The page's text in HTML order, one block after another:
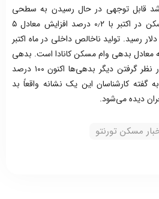
قابل توجهی در حال رسیدن به سطحی
بی‌سابقه است. اعتبار وام مسکن در اکتبر با ۰٫۲ درصد افزایش معادل ۵
به ۲٫۰۷۳ تریلیون دلار رسید. تولید ناخالص داخلی در ماه اکتبر
رسید که معادل بدهی وام مسکن کانادا است. بدهی
وام مسکن مسکونی بدون در نظر گرفتن دیگر بدهی‌ها اکنون ۱۰۰ درصد
گفته کارشناسان این یک نشانه واقعاً بد
دیده می‌شود.
مسکن تورنتو